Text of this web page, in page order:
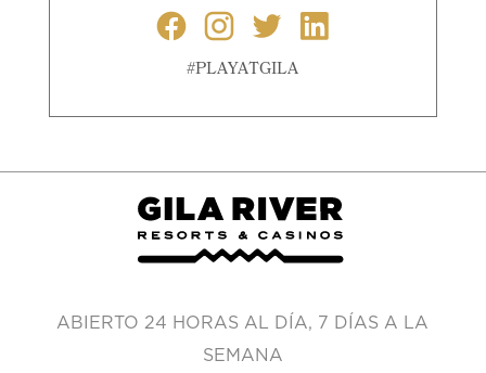
#PLAYATGILA
ABIERTO 24 HORAS AL DÍA, 7 DÍAS A LA
SEMANA